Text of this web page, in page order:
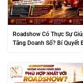
Roadshow Có Thực Sự
Tăng Doanh Số? Bí Quyết